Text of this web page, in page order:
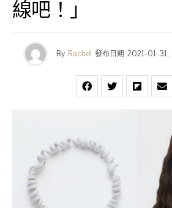
線吧！」
By Rachel 發布日期 2021-01-31,